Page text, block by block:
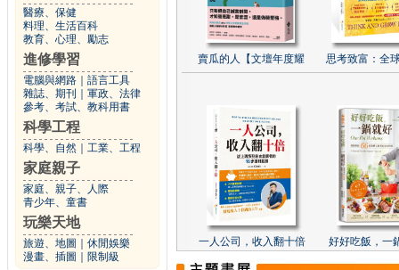
醫療、保健
料理、生活百科
教育、心理、勵志
進修學習
電腦與網路
語言工具
雜誌、期刊
軍政、法律
參考、考試、教科用書
科學工程
科學、自然 工業、工程
家庭親子
家庭、親子、人際
青少年、童書
玩樂天地
旅遊、地圖
休閒娛樂
漫畫、插圖
限制級
賣瓜的人【文壇年度耀 思考致富：全
一人公司，收入翻十倍 好好吃飯，一